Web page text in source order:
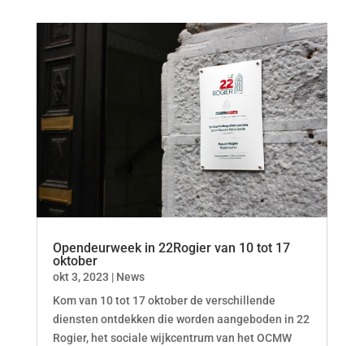
Opendeurweek in 22Rogier van 10 tot 17
oktober
okt 3, 2023 | News
Kom van 10 tot 17 oktober de verschillende
diensten ontdekken die worden aangeboden in 22
Rogier, het sociale wijkcentrum van het OCMW